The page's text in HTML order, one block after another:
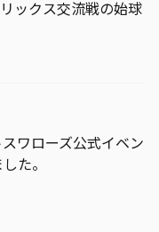
ックス交流戦の始球
ワローズ公式イベン
た。